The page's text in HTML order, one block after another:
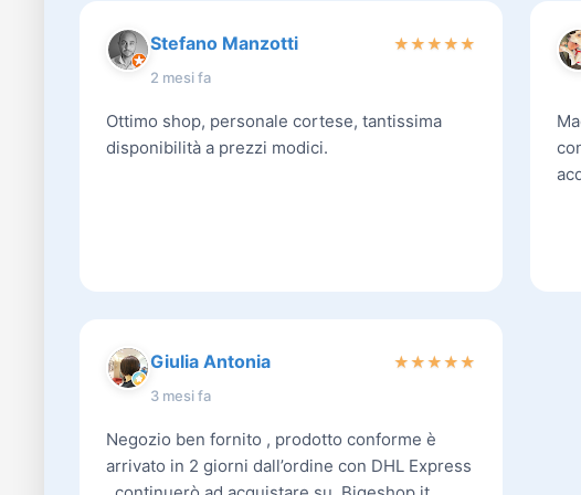
Stefano Manzotti
2 mesi fa
★★★★★
Ottimo shop, personale cortese, tantissima
disponibilità a prezzi modici.
Giulia Antonia
3 mesi fa
★★★★★
Negozio ben fornito , prodotto conforme è
arrivato in 2 giorni dall’ordine con DHL Express